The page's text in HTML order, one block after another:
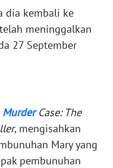
dia kembali ke
meninggalkan
27 September
MurderCase: The
, mengisahkan
Mary yang
pembunuhan